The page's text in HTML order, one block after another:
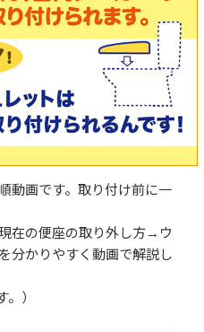
動画です。取り付け前に一
在の便座の取り外し方→ウ
分かりやすく動画で解説し
）